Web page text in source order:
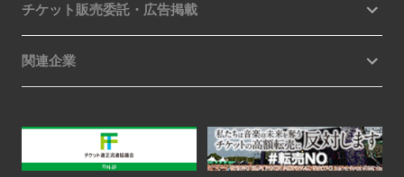
チケット販売委託・広告掲載
関連企業